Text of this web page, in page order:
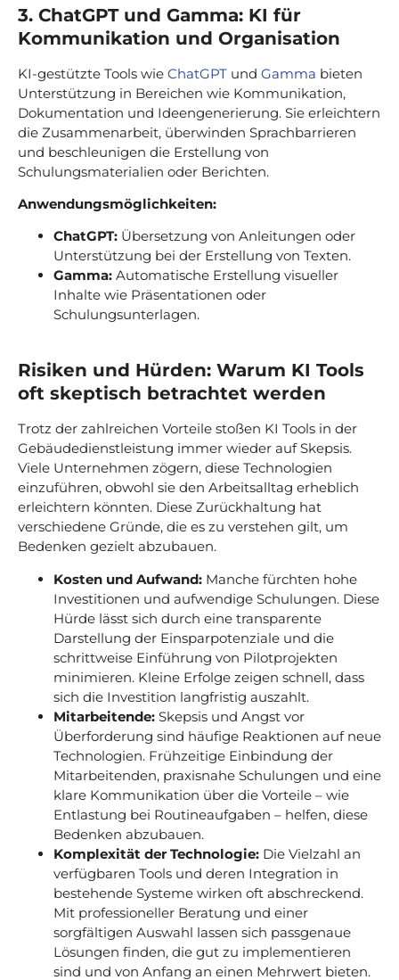
3. ChatGPT und Gamma: KI für
Kommunikation und Organisation
KI-gestützte Tools wie ChatGPT und Gamma bieten
Unterstützung in Bereichen wie Kommunikation,
Dokumentation und Ideengenerierung. Sie erleichtern
die Zusammenarbeit, überwinden Sprachbarrieren
und beschleunigen die Erstellung von
Schulungsmaterialien oder Berichten.
Anwendungsmöglichkeiten:
ChatGPT: Übersetzung von Anleitungen oder
Unterstützung bei der Erstellung von Texten.
Gamma: Automatische Erstellung visueller
Inhalte wie Präsentationen oder
Schulungsunterlagen.
Risiken und Hürden: Warum KI Tools
oft skeptisch betrachtet werden
Trotz der zahlreichen Vorteile stoßen KI Tools in der
Gebäudedienstleistung immer wieder auf Skepsis.
Viele Unternehmen zögern, diese Technologien
einzuführen, obwohl sie den Arbeitsalltag erheblich
erleichtern könnten. Diese Zurückhaltung hat
verschiedene Gründe, die es zu verstehen gilt, um
Bedenken gezielt abzubauen.
Kosten und Aufwand: Manche fürchten hohe
Investitionen und aufwendige Schulungen. Diese
Hürde lässt sich durch eine transparente
Darstellung der Einsparpotenziale und die
schrittweise Einführung von Pilotprojekten
minimieren. Kleine Erfolge zeigen schnell, dass
sich die Investition langfristig auszahlt.
Mitarbeitende: Skepsis und Angst vor
Überforderung sind häufige Reaktionen auf neue
Technologien. Frühzeitige Einbindung der
Mitarbeitenden, praxisnahe Schulungen und eine
klare Kommunikation über die Vorteile – wie
Entlastung bei Routineaufgaben – helfen, diese
Bedenken abzubauen.
Komplexität der Technologie: Die Vielzahl an
verfügbaren Tools und deren Integration in
bestehende Systeme wirken oft abschreckend.
Mit professioneller Beratung und einer
sorgfältigen Auswahl lassen sich passgenaue
Lösungen finden, die gut zu implementieren
sind und von Anfang an einen Mehrwert bieten.